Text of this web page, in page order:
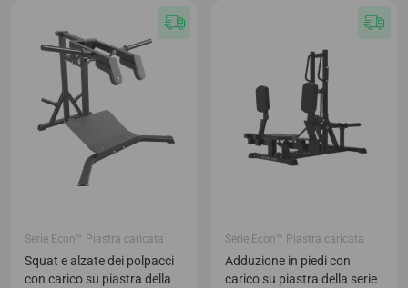
Serie Econ™ Piastra caricata
Squat e alzate dei polpacci
con carico su piastra della
Serie Econ™ Piastra caricata
Adduzione in piedi con
carico su piastra della serie